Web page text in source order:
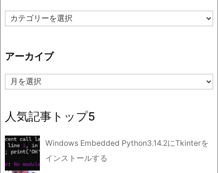
カ
テ
ー
アーカイブ
ア
ー
イ
ブ
人気記事トップ5
Windows Embedded Python3.14.2にTkinterを
インストールする